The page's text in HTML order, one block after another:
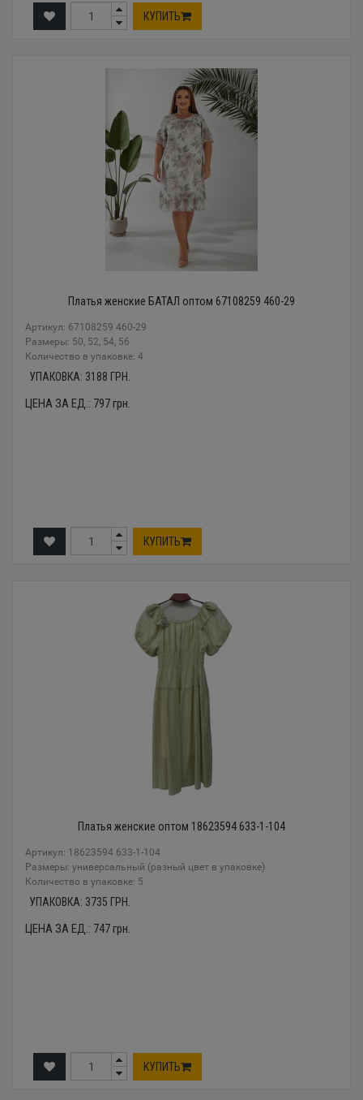
КУПИТЬ
Платья женские БАТАЛ оптом 67108259 460-29
Артикул: 67108259 460-29
Размеры: 50, 52, 54, 56
Количество в упаковке: 4
УПАКОВКА: 3188 ГРН.
ЦЕНА ЗА ЕД.: 797грн.
КУПИТЬ
Платья женские оптом 18623594 633-1-104
Артикул: 18623594 633-1-104
Размеры: универсальный (разный цвет в упаковке)
Количество в упаковке: 5
УПАКОВКА: 3735 ГРН.
ЦЕНА ЗА ЕД.: 747грн.
КУПИТЬ